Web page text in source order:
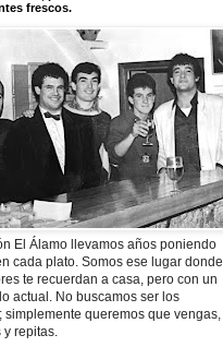
frescos.
El Álamo llevamos años poniendo
cada plato. Somos ese lugar donde
te recuerdan a casa, pero con un
actual. No buscamos ser los
simplemente queremos que vengas,
y repitas.